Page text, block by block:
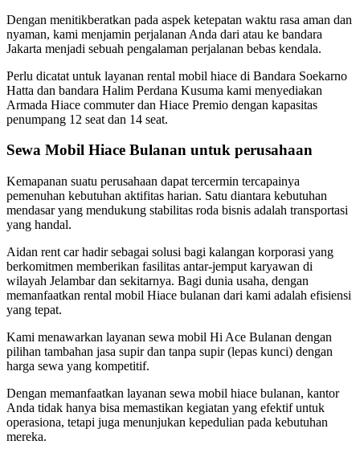
Dengan menitikberatkan pada aspek ketepatan waktu rasa aman dan
nyaman, kami menjamin perjalanan Anda dari atau ke bandara
Jakarta menjadi sebuah pengalaman perjalanan bebas kendala.
Perlu dicatat untuk layanan rental mobil hiace di Bandara Soekarno
Hatta dan bandara Halim Perdana Kusuma kami menyediakan
Armada Hiace commuter dan Hiace Premio dengan kapasitas
penumpang 12 seat dan 14 seat.
Sewa Mobil Hiace Bulanan untuk perusahaan
Kemapanan suatu perusahaan dapat tercermin tercapainya
pemenuhan kebutuhan aktifitas harian. Satu diantara kebutuhan
mendasar yang mendukung stabilitas roda bisnis adalah transportasi
yang handal.
Aidan rent car hadir sebagai solusi bagi kalangan korporasi yang
berkomitmen memberikan fasilitas antar-jemput karyawan di
wilayah Jelambar dan sekitarnya. Bagi dunia usaha, dengan
memanfaatkan rental mobil Hiace bulanan dari kami adalah efisiensi
yang tepat.
Kami menawarkan layanan sewa mobil Hi Ace Bulanan dengan
pilihan tambahan jasa supir dan tanpa supir (lepas kunci) dengan
harga sewa yang kompetitif.
Dengan memanfaatkan layanan sewa mobil hiace bulanan, kantor
Anda tidak hanya bisa memastikan kegiatan yang efektif untuk
operasiona, tetapi juga menunjukan kepedulian pada kebutuhan
mereka.